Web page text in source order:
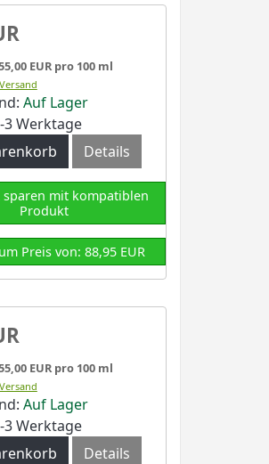
EUR pro 100 ml
Versand
Auf Lager
3 Werktage
Details
sparen mit kompatiblen
Produkt
Preis von: 88,95 EUR
EUR pro 100 ml
Versand
Auf Lager
3 Werktage
Details